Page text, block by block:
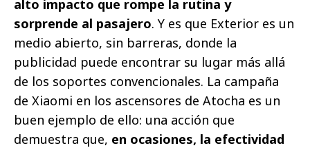
alto impacto que rompe la rutina y
sorprende al pasajero. Y es que Exterior es un
medio abierto, sin barreras, donde la
publicidad puede encontrar su lugar más allá
de los soportes convencionales. La campaña
de Xiaomi en los ascensores de Atocha es un
buen ejemplo de ello: una acción que
demuestra que, en ocasiones, la efectividad